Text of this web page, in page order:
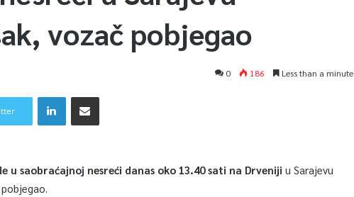
vozač pobjegao
0 186 Less than a minute
u saobraćajnoj nesreći danas oko 13.40 sati na Drveniji u Sarajevu